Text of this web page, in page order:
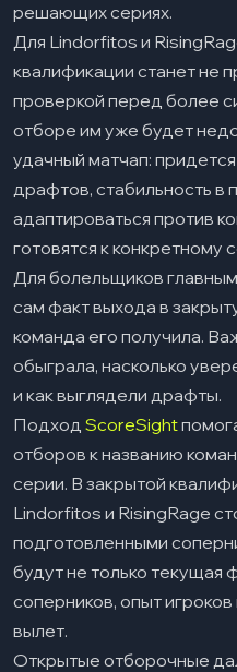
решающих сериях.
Для Lindorfitos и
квалификации станет не
проверкой перед более
отборе им уже будет
удачный матчап:
драфтов, стабильность
адаптироваться против
готовятся к конкретному
Для болельщиков
сам факт выхода в
команда его получила.
обыграла, насколько
и как выглядели драфты.
Подход ScoreSight
отборов к названию
серии. В закрытой
Lindorfitos и RisingRage
подготовленными
будут не только текущая
соперников, опыт
вылет.
Открытые отборочные